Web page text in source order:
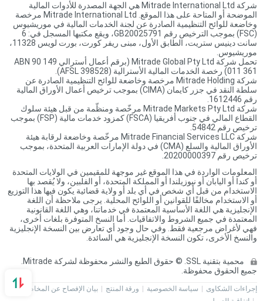
شركة Mitrade International Ltd هي الجهة المصدرة للأدوات المالية
الموضحة أو المتاحة على هذا الموقع. Mitrade International Ltd مرخصة
وخاضعة للوائح التنظيمية الصادرة عن لجنة الخدمات المالية في موريشيوس
(FSC) بموجب الترخيص رقم GB20025791، ويقع مكتبها المسجل في: 6
سانت دينيس ستريت، الطابق الأول، مبنى ريفر كورت، بورت لويس 11328،
موريشيوس.
تحمل شركة Mitrade Global Pty Ltd (برقم أعمال أسترالي ABN 90 149
011 361) رخصة الخدمات المالية الأسترالية (AFSL 398528).
شركة Mitrade Holding مرخصة وخاضعة للوائح التنظيمية الصادرة عن
سلطة النقد في جزر كايمان (CIMA) بموجب ترخيص أعمال الأوراق المالية
رقم 1612446.
شركة Mitrade Markets Pty Ltd مرخّصة ومنظّمة من قبل هيئة سلوك
القطاع المالي في جنوب أفريقيا (FSCA) كمزود خدمات مالية (FSP) بموجب
ترخيص رقم 54842.
شركة Mitrade Financial Services LLC مرخّصة وخاضعة لرقابة هيئة
الأوراق المالية والسلع (CMA) في دولة الإمارات العربية المتحدة، بموجب
ترخيص رقم 20200000397.
المعلومات الواردة في هذا الموقع غير موجهة للمقيمين في الولايات المتحدة
أو كندا أو اليابان أو نيوزيلندا أو المملكة المتحدة، أو الفلبين، ولا يُقصد بها
الاستخدام من قبل أي شخص في أي بلد أو ولاية قضائية يكون فيها هذا التوزيع
أو الاستخدام مخالفًا للقوانين أو اللوائح المحلية. يرجى ملاحظة أن اللغة
الإنجليزية هي اللغة الأساسية المعتمدة في خدماتنا، وهي اللغة القانونية
المعتمدة في جميع الشروط والاتفاقيات. أما النسخ المتوفرة بلغات أخرى،
فهي لأغراض مرجعية فقط. وفي حال وجود أي تعارض بين النسخة الإنجليزية
والنسخ الأخرى، تكون النسخة الإنجليزية هي السائدة.
محمية بتقنية SSL. © حقوق الطبع والنشر محفوظة لشركة Mitrade.
جميع الحقوق محفوظة.
إجراءات الشكاوى سياسة الخصوصية ورقة المنتج
بيان الإفصاح عن المخاطر